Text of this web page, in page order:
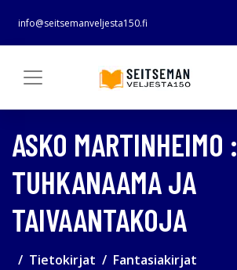
info@seitsemanveljesta150.fi
ASKO MARTINHEIMO :
TUHKANAAMA JA
TAIVAANTAKOJA
Tietokirjat Fantasiakirjat